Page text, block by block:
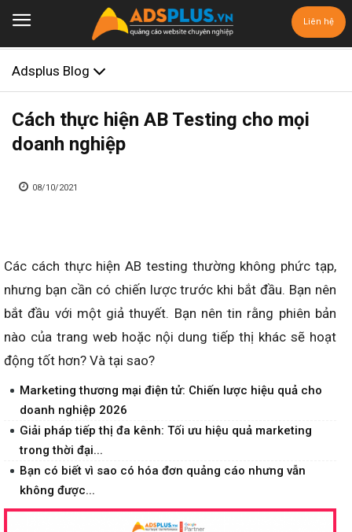
Liên hệ
Adsplus Blog
Cách thực hiện AB Testing cho mọi
doanh nghiệp
08/10/2021
Các cách thực hiện AB testing thường không phức tạp,
nhưng bạn cần có chiến lược trước khi bắt đầu. Bạn nên
bắt đầu với một giả thuyết. Bạn nên tin rằng phiên bản
nào của trang web hoặc nội dung tiếp thị khác sẽ hoạt
động tốt hơn? Và tại sao?
Marketing thương mại điện tử: Chiến lược hiệu quả cho
doanh nghiệp 2026
Giải pháp tiếp thị đa kênh: Tối ưu hiệu quả marketing
trong thời đại...
Bạn có biết vì sao có hóa đơn quảng cáo nhưng vẫn
không được...